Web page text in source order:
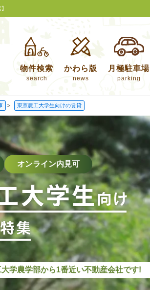
物件検索
search
かわら版
news
月極駐車場
parking
> 東京農工大学生向けの賃貸
オンライン内見可
学農学部から1番近い不動産会社です!